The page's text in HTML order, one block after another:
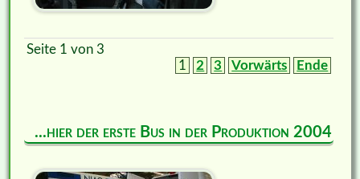
Seite 1 von 3
1
2 3 Vorwärts Ende
...hier der erste Bus in der Produktion 2004